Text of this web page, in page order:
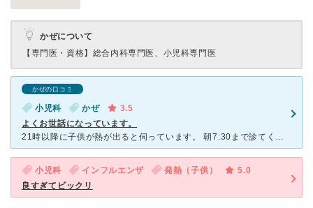
かぜについて
【専門医・資格】 総合内科専門医、小児科専門医
かぜの口コミ
小児科 かぜ
3.5
よくお世話になっています。
21時以降に子供が熱が出ると伺っています。 朝7:30まで診てくれるので、夜中に診てもらえるところがあるのは本当にありがたいです。 先生は当番制で毎回違いますがいつも丁寧に診て頂いています。 高
小児科 インフルエンザ 発熱（子供）
5.0
良すぎてビックリ